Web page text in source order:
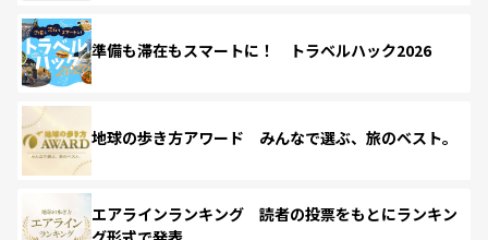
準備も滞在もスマートに！ トラベルハック2026
地球の歩き方アワード みんなで選ぶ、旅のベスト。
エアラインランキング 読者の投票をもとにランキン